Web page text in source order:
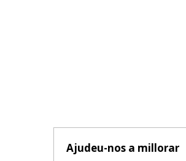
Ajudeu-nos a millorar